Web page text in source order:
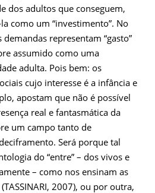
dos adultos que conseguem,
como um “investimento”. No
representam “gasto”
assumido como uma
adulta. Pois bem: os
cujo interesse é a infância e
apostam que não é possível
real e fantasmática da
um campo tanto de
Será porque tal
do “entre” – dos vivos e
– como nos ensinam as
2007), ou por outra,